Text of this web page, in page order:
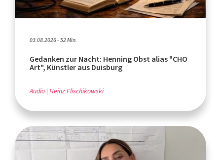
03.08.2026 - 52 Min.
Gedanken zur Nacht: Henning Obst alias "CHO
Art", Künstler aus Duisburg
Audio Heinz Flischikowski